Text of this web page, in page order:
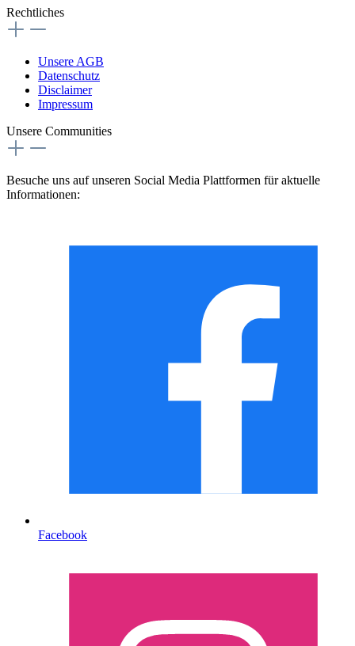
Rechtliches
Unsere AGB
Datenschutz
Disclaimer
Impressum
Unsere Communities
Besuche uns auf unseren Social Media Plattformen für aktuelle
Informationen:
Facebook